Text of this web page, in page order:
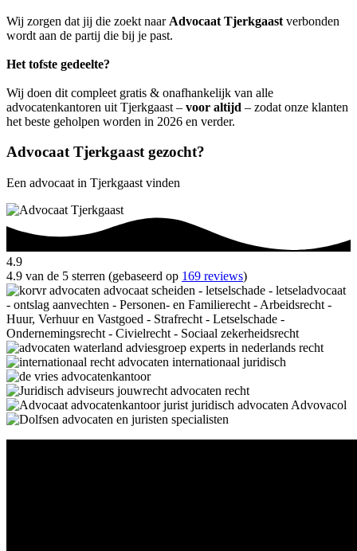
Wij zorgen dat jij die zoekt naar Advocaat Tjerkgaast verbonden
wordt aan de partij die bij je past.
Het tofste gedeelte?
Wij doen dit compleet gratis & onafhankelijk van alle
advocatenkantoren uit Tjerkgaast – voor altijd – zodat onze klanten
het beste geholpen worden in 2026 en verder.
Advocaat Tjerkgaast gezocht?
Een advocaat in Tjerkgaast vinden
4.9
4.9 van de 5 sterren (gebaseerd op 169 reviews)